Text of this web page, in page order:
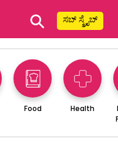
⚲ ಸಬ್ ಸ್ಕ್ರೈಬ್
Food Health